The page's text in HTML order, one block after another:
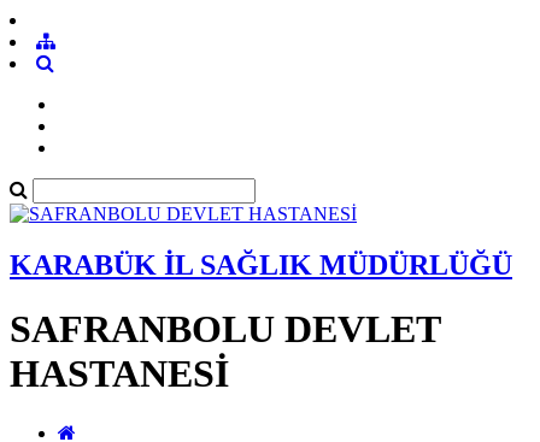
KARABÜK İL SAĞLIK MÜDÜRLÜĞÜ
SAFRANBOLU DEVLET
HASTANESİ